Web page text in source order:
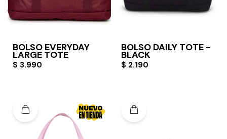
BOLSO EVERYDAY
LARGE TOTE
$ 3.990
BOLSO DAILY TOTE -
BLACK
$ 2.190